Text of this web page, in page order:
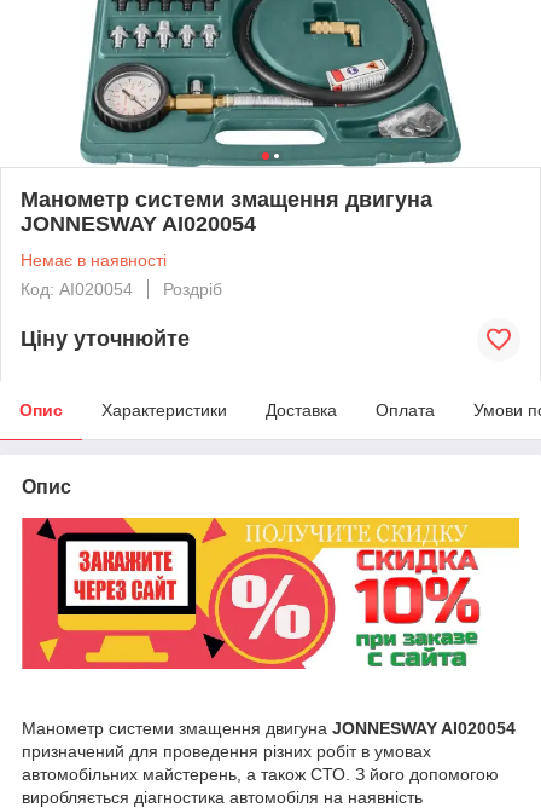
Манометр системи змащення двигуна
JONNESWAY AI020054
Немає в наявності
Код: AI020054
Роздріб
Ціну уточнюйте
Опис Характеристики Доставка Оплата Умови
Опис
Манометр системи змащення двигуна JONNESWAY AI020054
призначений для проведення різних робіт в умовах
автомобільних майстерень, а також СТО. З його допомогою
виробляється діагностика автомобіля на наявність